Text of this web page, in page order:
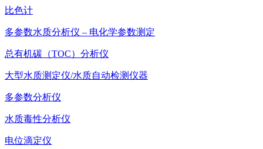
比色计
多参数水质分析仪 – 电化学参数测定
总有机碳（TOC）分析仪
大型水质测定仪/水质自动检测仪器
多参数分析仪
水质毒性分析仪
电位滴定仪